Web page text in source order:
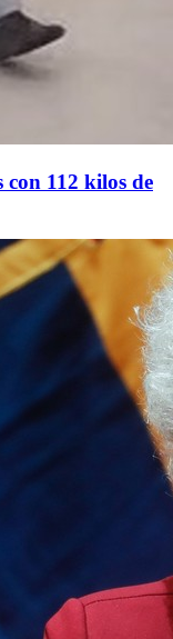
con 112 kilos de